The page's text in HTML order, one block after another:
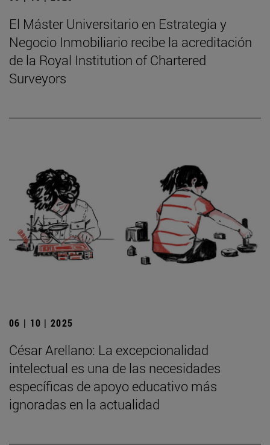
El Máster Universitario en Estrategia y
Negocio Inmobiliario recibe la acreditación
de la Royal Institution of Chartered
Surveyors
06 | 10 | 2025
César Arellano: La excepcionalidad
intelectual es una de las necesidades
específicas de apoyo educativo más
ignoradas en la actualidad